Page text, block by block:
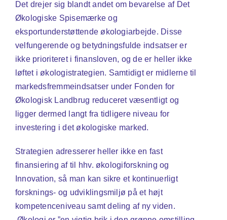
Det drejer sig blandt andet om bevarelse af Det
Økologiske Spisemærke og
eksportunderstøttende økologiarbejde. Disse
velfungerende og betydningsfulde indsatser er
ikke prioriteret i finansloven, og de er heller ikke
løftet i økologistrategien. Samtidigt er midlerne til
markedsfremmeindsatser under Fonden for
Økologisk Landbrug reduceret væsentligt og
ligger dermed langt fra tidligere niveau for
investering i det økologiske marked.
Strategien adresserer heller ikke en fast
finansiering af til hhv. økologiforskning og
Innovation, så man kan sikre et kontinuerligt
forsknings- og udviklingsmiljø på et højt
kompetenceniveau samt deling af ny viden.